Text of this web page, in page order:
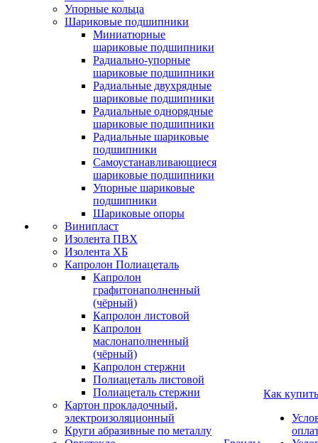
Упорные кольца
Шариковые подшипники
Миниатюрные
шариковые подшипники
Радиально-упорные
шариковые подшипники
Радиальные двухрядные
шариковые подшипники
Радиальные однорядные
шариковые подшипники
Радиальные шариковые
подшипники
Самоустанавливающиеся
шариковые подшипники
Упорные шариковые
подшипники
Шариковые опоры
Винипласт
Изолента ПВХ
Изолента ХБ
Капролон Полиацеталь
Капролон
графитонаполненный
(чёрный)
Капролон листовой
Капролон
маслонаполненный
(чёрный)
Капролон стержни
Полиацеталь листовой
Полиацеталь стержни
Картон прокладочный,
электроизоляционный
Круги абразивные по металлу
Как купить